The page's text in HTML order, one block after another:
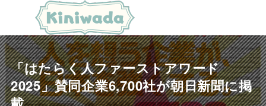
「はたらく人ファーストアワード
2025」賛同企業6,700社が朝日新聞に掲